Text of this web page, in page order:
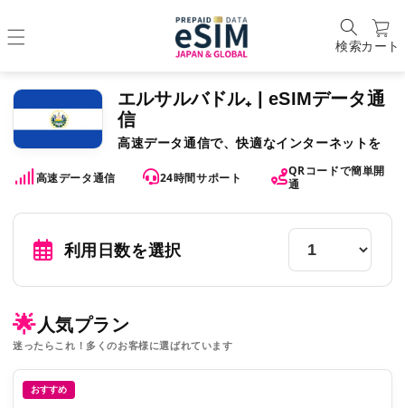
検索カート
エルサルバドル₊ | eSIMデータ通
信
高速データ通信で、快適なインターネットを
高速データ通信 24時間サポート
QRコードで簡単開
通
利用日数を選択
🌟 人気プラン
迷ったらこれ！多くのお客様に選ばれています
おすすめ